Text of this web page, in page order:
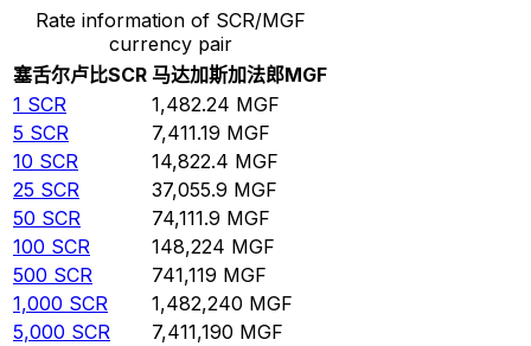
Rate information of SCR/MGF
currency pair
塞舌尔卢比SCR 马达加斯加法郎MGF
1 SCR 1,482.24 MGF
5 SCR 7,411.19 MGF
10 SCR 14,822.4 MGF
25 SCR 37,055.9 MGF
50 SCR 74,111.9 MGF
100 SCR 148,224 MGF
500 SCR 741,119 MGF
1,000 SCR 1,482,240 MGF
5,000 SCR 7,411,190 MGF